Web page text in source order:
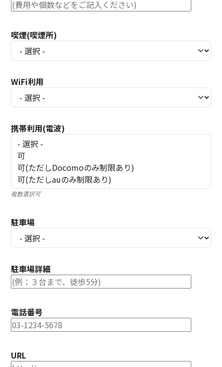
喫煙(喫煙所)
WiFi利用
携帯利用(電波)
複数選択可
駐車場
駐車場詳細
電話番号
URL